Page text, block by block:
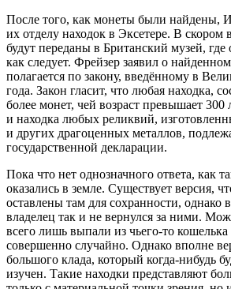
После того, как монеты были найдены,
их отделу находок в Эксетере. В скором
будут переданы в Британский музей, где
как следует. Фрейзер заявил о
полагается по закону, введённому в
года. Закон гласит, что любая находка,
более монет, чей возраст превышает 300
и находка любых реликвий,
и других драгоценных металлов,
государственной декларации.
Пока что нет однозначного ответа, как
оказались в земле. Существует версия,
оставлены там для сохранности, однако
владелец так и не вернулся за ними.
всего лишь выпали из чьего-то кошелька
совершенно случайно. Однако вполне
большого клада, который когда-нибудь
изучен. Такие находки представляют